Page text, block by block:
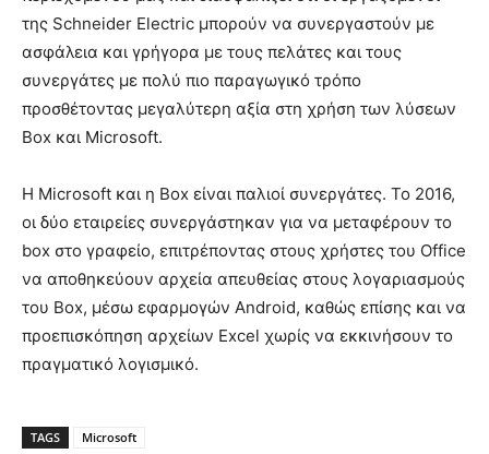
της Schneider Electric μπορούν να συνεργαστούν με
ασφάλεια και γρήγορα με τους πελάτες και τους
συνεργάτες με πολύ πιο παραγωγικό τρόπο
προσθέτοντας μεγαλύτερη αξία στη χρήση των λύσεων
Box και Microsoft.
Η Microsoft και η Box είναι παλιοί συνεργάτες. Το 2016,
οι δύο εταιρείες συνεργάστηκαν για να μεταφέρουν το
box στο γραφείο, επιτρέποντας στους χρήστες του Office
να αποθηκεύουν αρχεία απευθείας στους λογαριασμούς
του Box, μέσω εφαρμογών Android, καθώς επίσης και να
προεπισκόπηση αρχείων Excel χωρίς να εκκινήσουν το
πραγματικό λογισμικό.
TAGS Microsoft